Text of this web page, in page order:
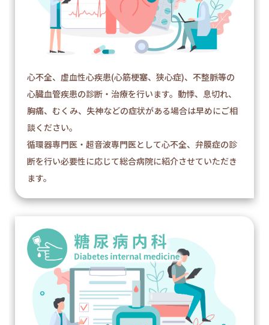
心不全、虚血性心疾患(心筋梗塞、狭心症)、不整脈等の
心臓血管疾患の診断・治療を行います。動悸、息切れ、
胸痛、むくみ、失神などの症状がある場合は早めにご相
談ください。
循環器専門医・超音波専門医として心不全、弁膜症の診
断を行い必要性に応じて総合病院に紹介させていただき
ます。